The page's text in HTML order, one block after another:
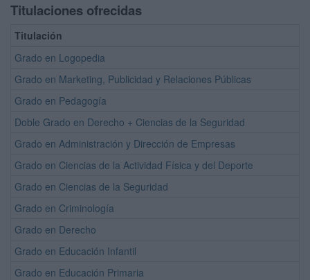
Titulaciones ofrecidas
Titulación
Grado en Logopedia
Grado en Marketing, Publicidad y Relaciones Públicas
Grado en Pedagogía
Doble Grado en Derecho + Ciencias de la Seguridad
Grado en Administración y Dirección de Empresas
Grado en Ciencias de la Actividad Física y del Deporte
Grado en Ciencias de la Seguridad
Grado en Criminología
Grado en Derecho
Grado en Educación Infantil
Grado en Educación Primaria